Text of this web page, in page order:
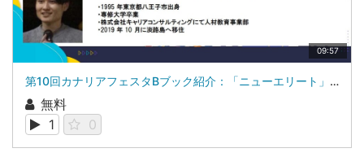
09:57
第10回カナリアフェスタBブック紹介：「ニューエリート」「応援される人になりなさい」NPO法人 Entrance To Awaji 代表 武政 彰吾氏
無料
1
0